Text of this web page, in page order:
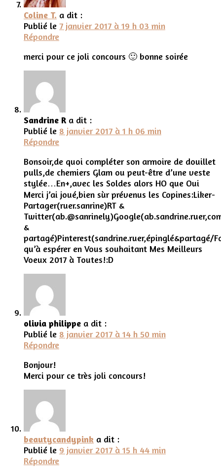
Coline T. a dit :
Publié le 7 janvier 2017 à 19 h 03 min
Répondre
merci pour ce joli concours 🙂 bonne soirée
Sandrine R a dit :
Publié le 8 janvier 2017 à 1 h 06 min
Répondre
Bonsoir,de quoi compléter son armoire de douillet
pulls,de chemiers Glam ou peut-être d’une veste
stylée…En+,avec les Soldes alors HO que Oui
Merci j’ai joué,bien sùr prévenus les Copines:Liker-
Partager(ruer.sanrine)RT &
&
partagé)Pinterest(sandrine.ruer,épinglé&partagé/
qu’à espérer en Vous souhaitant Mes Meilleurs
Voeux 2017 à Toutes!:D
olivia philippe a dit :
Publié le 8 janvier 2017 à 14 h 50 min
Répondre
Bonjour!
Merci pour ce très joli concours!
beautycandypink a dit :
Publié le 9 janvier 2017 à 15 h 44 min
Répondre